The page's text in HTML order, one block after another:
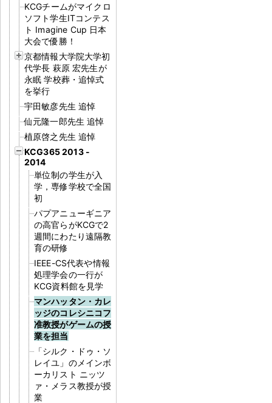
KCGチームがマイクロ
ソフト学生ITコンテス
ト Imagine Cup 日本
大会で優勝！
京都情報大学院大学初
代学長 萩原 宏先生が
永眠 学校葬・追悼式
を挙行
宇田敏彦先生 追悼
仙元隆一郎先生 追悼
植原啓之先生 追悼
KCG365 2013 -
2014
単位制の学生が入
学，専修学校で全国
初
パプアニューギニア
の高官らがKCGで2
週間にわたり遠隔教
育の研修
IEEE-CS代表や情報
処理学会の一行が
KCG資料館を見学
マンハッタン・カレ
ッジのコレシニコフ
准教授がゲームの授
業を担当
「シルク・ドゥ・ソ
レイユ」のメインボ
ーカリスト ニッツ
ァ・メラス教授が授
業